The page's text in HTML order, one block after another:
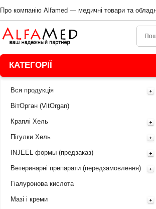
Про компанію Alfamed — медичні товари та
КАТЕГОРІЇ
Вся продукція
ВітОрган (VitOrgan)
Краплі Хель
Пігулки Хель
INJEEL формы (предзаказ)
Ветеринарні препарати (передзамовлення)
Гіалуронова кислота
Мазі і креми